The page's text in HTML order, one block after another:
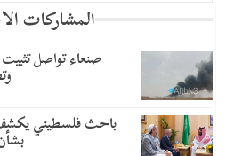
المشاركات
صنعاء تواصل
باحث فلسطيني